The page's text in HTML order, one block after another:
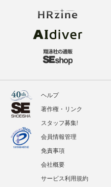
ヘルプ
著作権・リンク
スタッフ募集!
会員情報管理
免責事項
会社概要
サービス利用規約